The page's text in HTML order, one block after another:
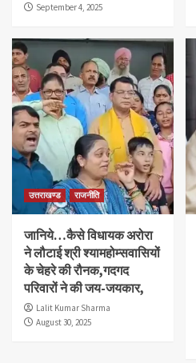
September 4, 2025
उत्तराखण्ड राजनीति
जानिये…कैसे विधायक अरोरा
ने लौटाई श्री श्यामहोम्सवासियों
के चेहरे की रौनक,गदगद
परिवारों ने की जय-जयकार,
Lalit Kumar Sharma
August 30, 2025